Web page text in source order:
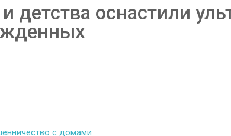
детства оснастили